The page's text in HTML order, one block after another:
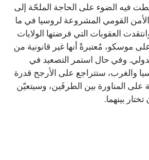
فيه الضوء على الحاجة الملحّة إلى
القومي المشروعة لروسيا في ما
العقوبات التي فرضتها الولايات
موسكو، مُعتبرةً أنها غير قانونية من
وفي حال استمر التصعيد في
والغرب، ستتراجع على الأرجح قدرة
على المناورة بين الطرفَين، وسيتعيّن
بينهما.